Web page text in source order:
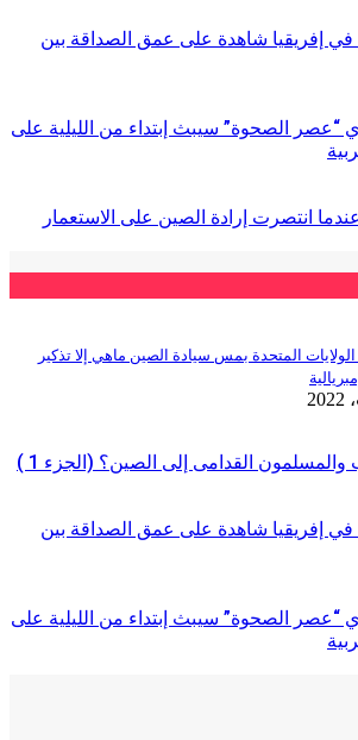
إفريقيا شاهدة على عمق الصداقة بين
“عصر الصحوة” سيبث إبتداء من الليلية على
انتصرت إرادة الصين على الاستعمار
الولايات المتحدة بمس سيادة الصين ماهي إلا تذكير
القدامى إلى الصين؟ (الجزء 1 )
إفريقيا شاهدة على عمق الصداقة بين
“عصر الصحوة” سيبث إبتداء من الليلية على